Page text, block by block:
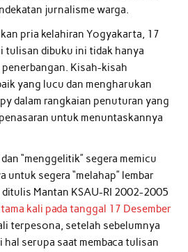
jurnalisme warga.
pria kelahiran Yogyakarta, 17
tulisan dibuku ini tidak hanya
Kisah-kisah
yang lucu dan mengharukan
dalam rangkaian penuturan yang
untuk menuntaskannya
“menggelitik” segera memicu
untuk segera “melahap” lembar
Mantan KSAU-RI 2002-2005
kali pada tanggal 17 Desember
terpesona, setelah sebelumnya
hal serupa saat membaca tulisan